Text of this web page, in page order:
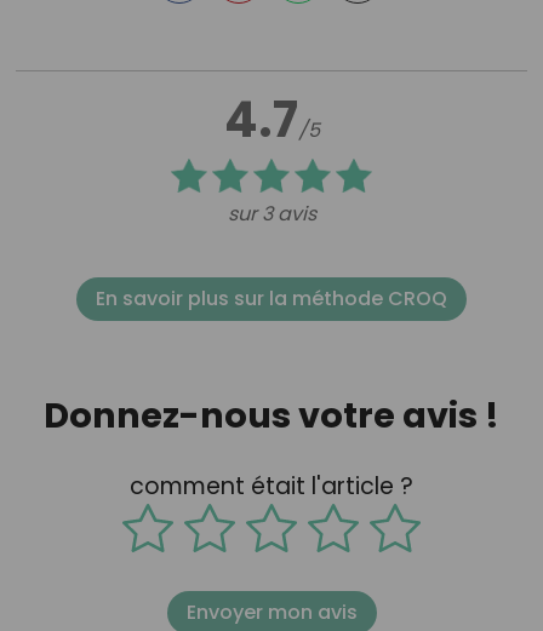
4.7/5
sur 3 avis
En savoir plus sur la méthode CROQ
Donnez-nous votre avis !
comment était l'article ?
Envoyer mon avis